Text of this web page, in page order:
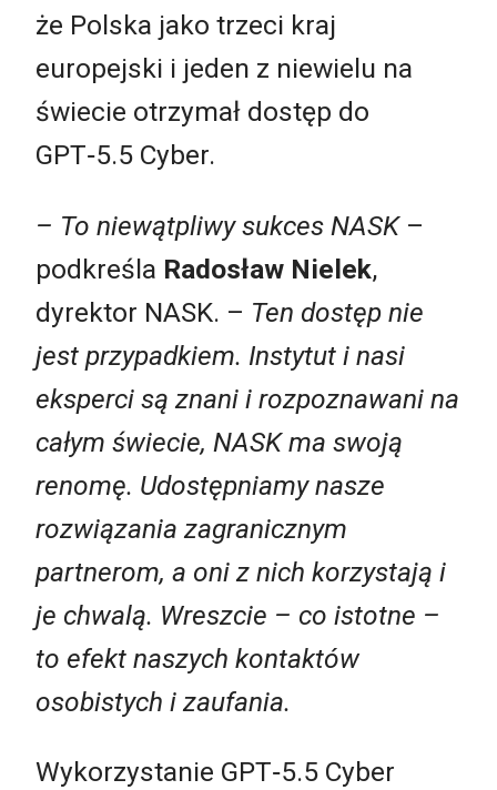
że Polska jako trzeci kraj
europejski i jeden z niewielu na
świecie otrzymał dostęp do
GPT‑5.5 Cyber.
– To niewątpliwy sukces NASK–
podkreśla Radosław Nielek,
dyrektor NASK. – Ten dostęp nie
jest przypadkiem. Instytut i nasi
eksperci są znani i rozpoznawani na
całym świecie, NASK ma swoją
renomę. Udostępniamy nasze
rozwiązania zagranicznym
partnerom, a oni z nich korzystają i
je chwalą. Wreszcie – co istotne –
to efekt naszych kontaktów
osobistych i zaufania.
Wykorzystanie GPT‑5.5 Cyber